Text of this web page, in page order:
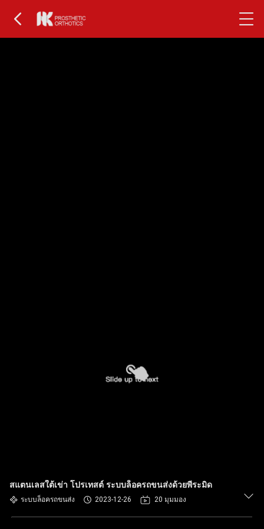
สแตนเลสใต้เข่า โปรเทสต์ ระบบล็อครถขนส่งด้วยพีระมิด
ระบบล็อครถขนส่ง 2023-12-26 20 มุมมอง